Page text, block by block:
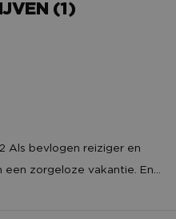
(1)
zorgeloze vakantie. En